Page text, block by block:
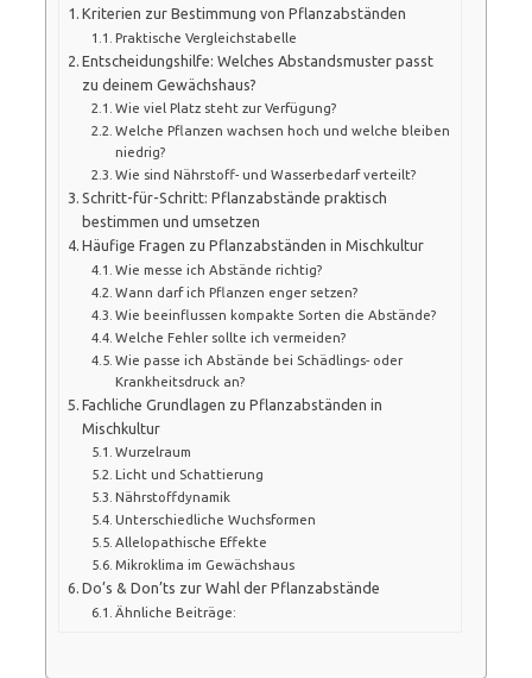
Kriterien zur Bestimmung von Pflanzabständen
Praktische Vergleichstabelle
Entscheidungshilfe: Welches Abstandsmuster passt
zu deinem Gewächshaus?
Wie viel Platz steht zur Verfügung?
Welche Pflanzen wachsen hoch und welche bleiben
niedrig?
Wie sind Nährstoff- und Wasserbedarf verteilt?
Schritt-für-Schritt: Pflanzabstände praktisch
bestimmen und umsetzen
Häufige Fragen zu Pflanzabständen in Mischkultur
Wie messe ich Abstände richtig?
Wann darf ich Pflanzen enger setzen?
Wie beeinflussen kompakte Sorten die Abstände?
Welche Fehler sollte ich vermeiden?
Wie passe ich Abstände bei Schädlings- oder
Krankheitsdruck an?
Fachliche Grundlagen zu Pflanzabständen in
Mischkultur
Wurzelraum
Licht und Schattierung
Nährstoffdynamik
Unterschiedliche Wuchsformen
Allelopathische Effekte
Mikroklima im Gewächshaus
Do’s & Don’ts zur Wahl der Pflanzabstände
Ähnliche Beiträge: